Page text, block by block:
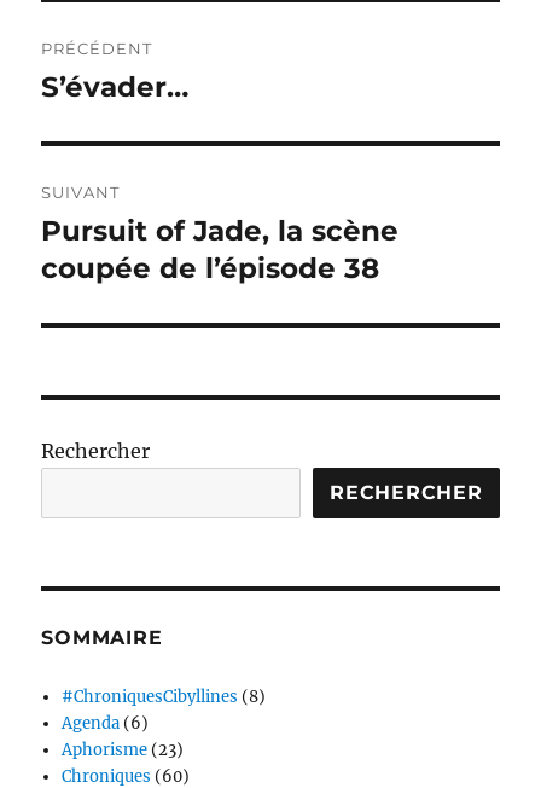
de
PRÉCÉDENT
Publication
S’évader…
SUIVANT
Publication
suivante :
Pursuit of Jade, la scène
coupée de l’épisode 38
Rechercher
RECHERCHER
SOMMAIRE
#ChroniquesCibyllines (8)
Agenda(6)
Aphorisme(23)
Chroniques (60)